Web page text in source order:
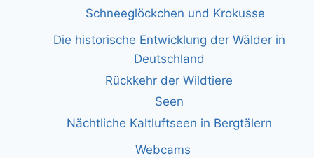
Schneeglöckchen und Krokusse
Die historische Entwicklung der Wälder in
Deutschland
Rückkehr der Wildtiere
Seen
Nächtliche Kaltluftseen in Bergtälern
Webcams